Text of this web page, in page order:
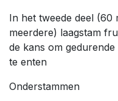
In het tweede deel (60
meerdere) laagstam
de kans om
te enten
Onderstammen